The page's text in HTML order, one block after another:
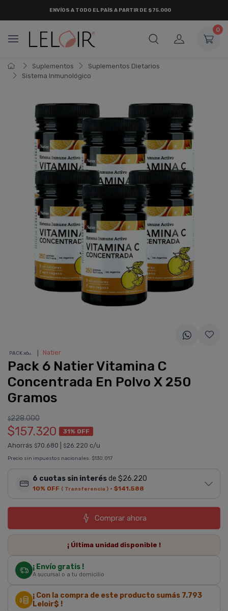
ENVÍOS A TODO EL PAÍS A PARTIR DE $75.000
0
Suplementos
Suplementos Dietarios
Sistema Inmunológico
PACK x6u. Natier
Pack 6 Natier Vitamina C
Concentrada En Polvo X 250
Gramos
$228.000
$157.320 31% OFF
Ahorrás $70.680 $26.220 c/u
Precio sin impuestos nacionales: $130.017
6 cuotas sin interésde $26.220
10% OFF ( Transferencia ) · $141.588
Comprar ahora
¡ Última unidad disponible !
¡ Envío gratis !
A sucursal o a tu domicilio
¡ Con la compra de este producto sumás 7.793
Leloir$ !